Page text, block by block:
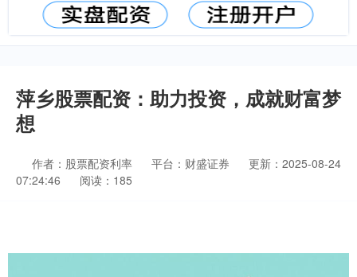
萍乡股票配资：助力投资，成就财富梦
想
作者：股票配资利率 平台：财盛证券
更新：2025-08-24
07:24:46
阅读：185